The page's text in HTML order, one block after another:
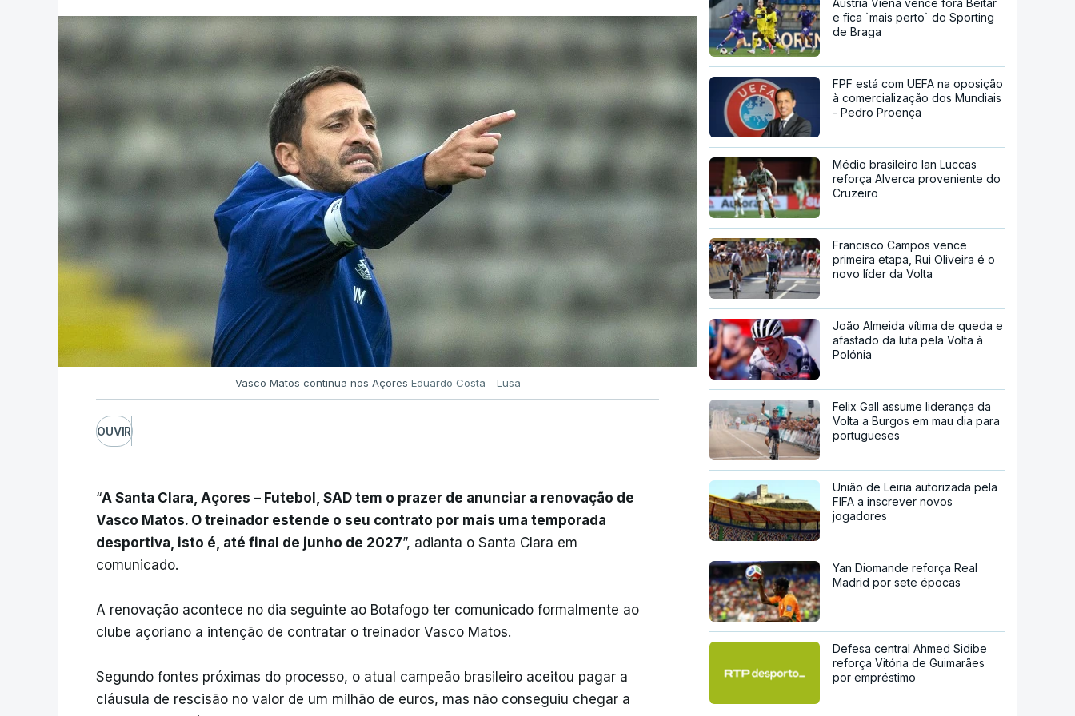
Vasco Matos continua nos Açores Eduardo Costa - Lusa
OUVIR
“A Santa Clara, Açores – Futebol, SAD tem o prazer de anunciar a renovação de
Vasco Matos. O treinador estende o seu contrato por mais uma temporada
desportiva, isto é, até final de junho de 2027”, adianta o Santa Clara em
comunicado.
A renovação acontece no dia seguinte ao Botafogo ter comunicado formalmente ao
clube açoriano a intenção de contratar o treinador Vasco Matos.
Segundo fontes próximas do processo, o atual campeão brasileiro aceitou pagar a
cláusula de rescisão no valor de um milhão de euros, mas não conseguiu chegar a
Áustria Viena vence fora Beitar
e fica `mais perto` do Sporting
de Braga
FPF está com UEFA na oposição
à comercialização dos Mundiais
- Pedro Proença
Médio brasileiro Ian Luccas
reforça Alverca proveniente do
Cruzeiro
Francisco Campos vence
primeira etapa, Rui Oliveira é o
novo líder da Volta
João Almeida vítima de queda e
afastado da luta pela Volta à
Polónia
Felix Gall assume liderança da
Volta a Burgos em mau dia para
portugueses
União de Leiria autorizada pela
FIFA a inscrever novos
jogadores
Yan Diomande reforça Real
Madrid por sete épocas
Defesa central Ahmed Sidibe
reforça Vitória de Guimarães
por empréstimo